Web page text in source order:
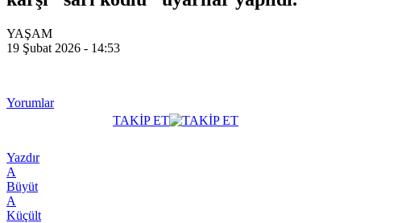
YAŞAM
19 Şubat 2026 - 14:53
Yorumlar
TAKİP ET
Yazdır
A
Büyüt
A
Küçült